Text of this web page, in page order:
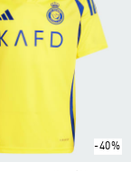
-40%